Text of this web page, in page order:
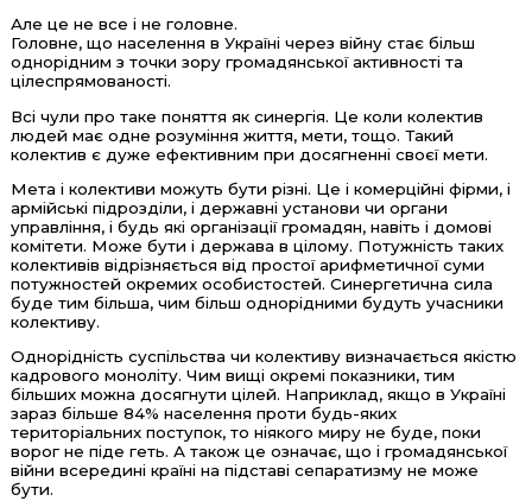
Але це не все і не головне.
Головне, що населення в Україні через війну стає більш
однорідним з точки зору громадянської активності та
цілеспрямованості.
Всі чули про таке поняття як синергія. Це коли колектив
людей має одне розуміння життя, мети, тощо. Такий
колектив є дуже ефективним при досягненні своєї мети.
Мета і колективи можуть бути різні. Це і комерційні фірми, і
армійські підрозділи, і державні установи чи органи
управління, і будь які організації громадян, навіть і домові
комітети. Може бути і держава в цілому. Потужність таких
колективів відрізняється від простої арифметичної суми
потужностей окремих особистостей. Синергетична сила
буде тим більша, чим більш однорідними будуть учасники
колективу.
Однорідність суспільства чи колективу визначається якістю
кадрового моноліту. Чим вищі окремі показники, тим
більших можна досягнути цілей. Наприклад, якщо в Україні
зараз більше 84% населення проти будь-яких
територіальних поступок, то ніякого миру не буде, поки
ворог не піде геть. А також це означає, що і громадянської
війни всередині країні на підставі сепаратизму не може
бути.